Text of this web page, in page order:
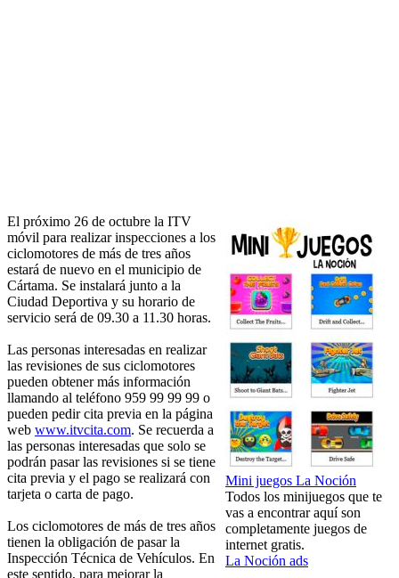
Mini juegos La Noción
Todos los minijuegos que te
vas a encontrar aquí son
completamente juegos de
internet gratis.
La Noción ads
El próximo 26 de octubre la ITV
móvil para realizar inspecciones a los
ciclomotores de más de tres años
estará de nuevo en el municipio de
Cártama. Se instalará junto a la
Ciudad Deportiva y su horario de
servicio será de 09.30 a 11.30 horas.
Las personas interesadas en realizar
las revisiones de sus ciclomotores
pueden obtener más información
llamando al teléfono 959 99 99 99 o
pueden pedir cita previa en la página
web www.itvcita.com. Se recuerda a
las personas interesadas que solo se
podrán pasar las revisiones si se tiene
cita previa y el pago se realizará con
tarjeta o carta de pago.
Los ciclomotores de más de tres años
tienen la obligación de pasar la
Inspección Técnica de Vehículos. En
este sentido, para mejorar la